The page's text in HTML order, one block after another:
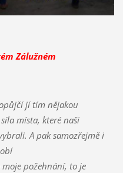
Zálužném
jí tím nějakou
místa, které naši
A pak samozřejmě i
požehnání, to je